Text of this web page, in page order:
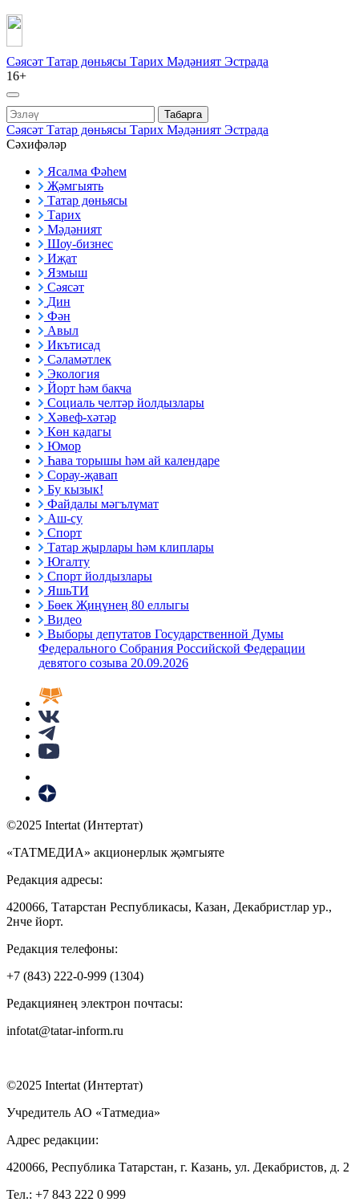
Сәясәт Татар дөньясы Тарих Мәдәният Эстрада
16+
Табарга
Сәясәт Татар дөньясы Тарих Мәдәният Эстрада
Сәхифәләр
Ясалма Фәһем
Җәмгыять
Татар дөньясы
Тарих
Мәдәният
Шоу-бизнес
Иҗат
Язмыш
Сәясәт
Дин
Фән
Авыл
Икътисад
Сәламәтлек
Экология
Йорт һәм бакча
Социаль челтәр йолдызлары
Хәвеф-хәтәр
Көн кадагы
Юмор
Һава торышы һәм ай календаре
Сорау-җавап
Бу кызык!
Файдалы мәгълүмат
Аш-су
Спорт
Татар җырлары һәм клиплары
Югалту
Спорт йолдызлары
ЯшьТИ
Бөек Җиңүнең 80 еллыгы
Видео
Выборы депутатов Государственной Думы
Федерального Собрания Российской Федерации
девятого созыва 20.09.2026
©2025 Intertat (Интертат)
«ТАТМЕДИА» акционерлык җәмгыяте
Редакция адресы:
420066, Татарстан Республикасы, Казан, Декабристлар ур.,
2нче йорт.
Редакция телефоны:
+7 (843) 222-0-999 (1304)
Редакциянең электрон почтасы:
infotat@tatar-inform.ru
©2025 Intertat (Интертат)
Учредитель АО «Татмедиа»
Адрес редакции:
420066, Республика Татарстан, г. Казань, ул. Декабристов, д. 2
Тел.: +7 843 222 0 999